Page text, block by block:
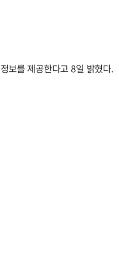
보를 제공한다고 8일 밝혔다.